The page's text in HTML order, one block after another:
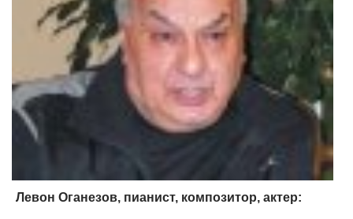
Левон Оганезов, пианист, композитор, актер: